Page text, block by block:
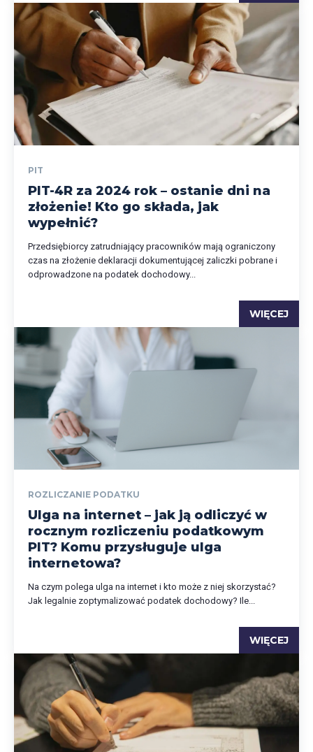
PIT
PIT-4R za 2024 rok – ostanie dni na
złożenie! Kto go składa, jak
wypełnić?
Przedsiębiorcy zatrudniający pracowników mają ograniczony
czas na złożenie deklaracji dokumentującej zaliczki pobrane i
odprowadzone na podatek dochodowy...
WIĘCEJ
ROZLICZANIE PODATKU
Ulga na internet – jak ją odliczyć w
rocznym rozliczeniu podatkowym
PIT? Komu przysługuje ulga
internetowa?
Na czym polega ulga na internet i kto może z niej skorzystać?
Jak legalnie zoptymalizować podatek dochodowy? Ile...
WIĘCEJ